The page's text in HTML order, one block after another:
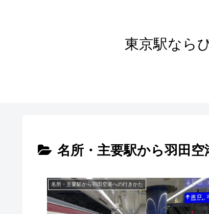
東京駅なら
名所・主要駅から羽田
名所・主要駅から羽田空港への行きかた